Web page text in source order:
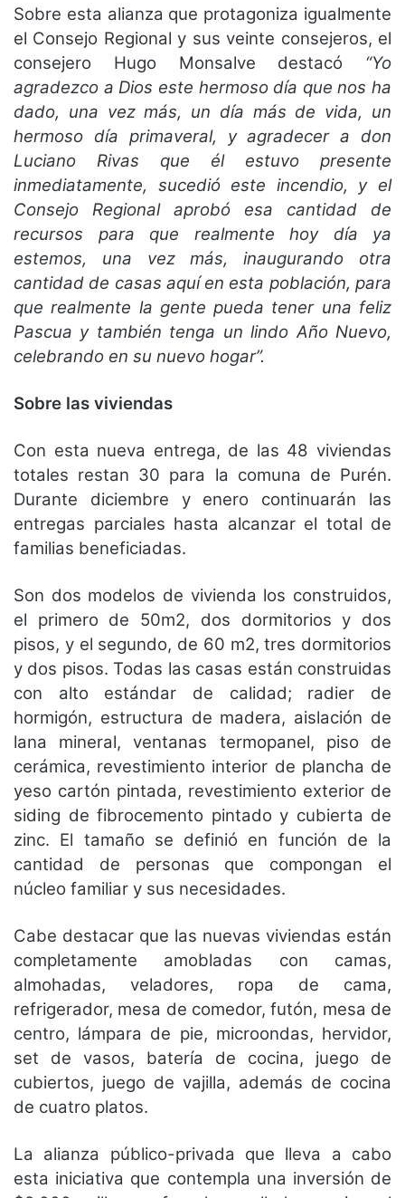
Sobre esta alianza que protagoniza igualmente
el Consejo Regional y sus veinte consejeros, el
consejero Hugo Monsalve destacó “Yo
agradezco a Dios este hermoso día que nos ha
dado, una vez más, un día más de vida, un
hermoso día primaveral, y agradecer a don
Luciano Rivas que él estuvo presente
inmediatamente, sucedió este incendio, y el
Consejo Regional aprobó esa cantidad de
recursos para que realmente hoy día ya
estemos, una vez más, inaugurando otra
cantidad de casas aquí en esta población, para
que realmente la gente pueda tener una feliz
Pascua y también tenga un lindo Año Nuevo,
celebrando en su nuevo hogar”.
Sobre las viviendas
Con esta nueva entrega, de las 48 viviendas
totales restan 30 para la comuna de Purén.
Durante diciembre y enero continuarán las
entregas parciales hasta alcanzar el total de
familias beneficiadas.
Son dos modelos de vivienda los construidos,
el primero de 50m2, dos dormitorios y dos
pisos, y el segundo, de 60 m2, tres dormitorios
y dos pisos. Todas las casas están construidas
con alto estándar de calidad; radier de
hormigón, estructura de madera, aislación de
lana mineral, ventanas termopanel, piso de
cerámica, revestimiento interior de plancha de
yeso cartón pintada, revestimiento exterior de
siding de fibrocemento pintado y cubierta de
zinc. El tamaño se definió en función de la
cantidad de personas que compongan el
núcleo familiar y sus necesidades.
Cabe destacar que las nuevas viviendas están
completamente amobladas con camas,
almohadas, veladores, ropa de cama,
refrigerador, mesa de comedor, futón, mesa de
centro, lámpara de pie, microondas, hervidor,
set de vasos, batería de cocina, juego de
cubiertos, juego de vajilla, además de cocina
de cuatro platos.
La alianza público-privada que lleva a cabo
esta iniciativa que contempla una inversión de